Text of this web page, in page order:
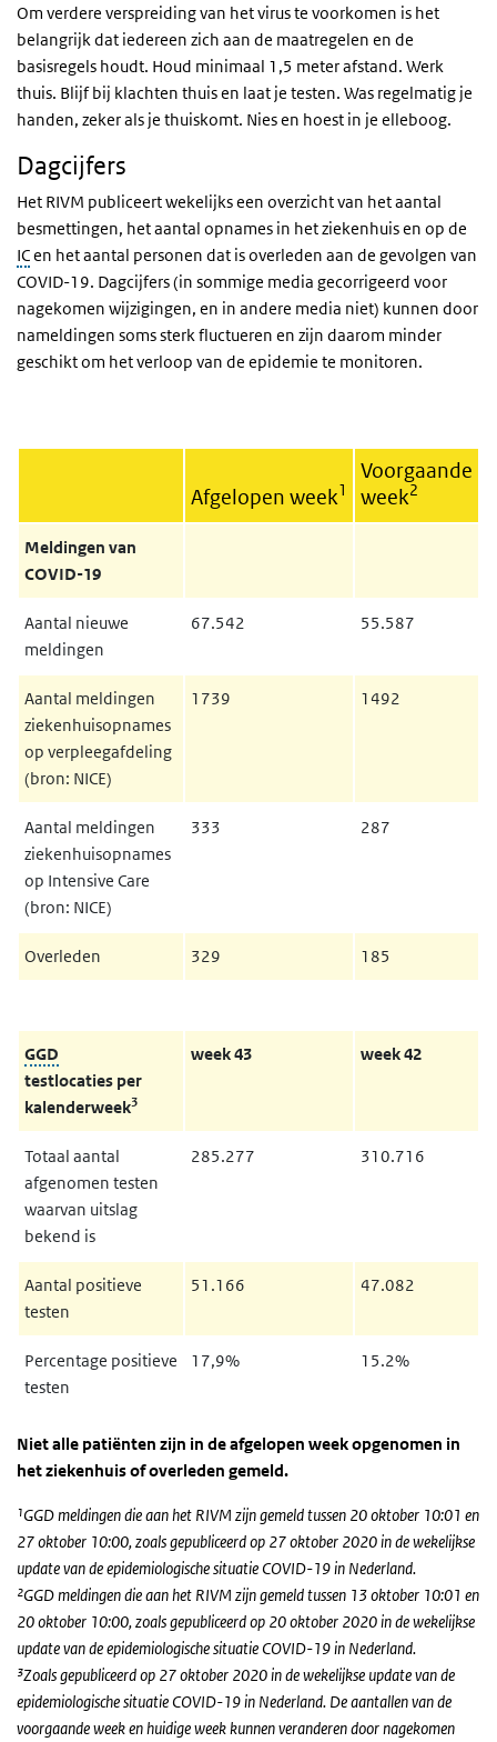
Om verdere verspreiding van het virus te voorkomen is het
belangrijk dat iedereen zich aan de maatregelen en de
basisregels houdt. Houd minimaal 1,5 meter afstand. Werk
thuis. Blijf bij klachten thuis en laat je testen. Was regelmatig je
handen, zeker als je thuiskomt. Nies en hoest in je elleboog.
Dagcijfers
Het RIVM publiceert wekelijks een overzicht van het aantal
besmettingen, het aantal opnames in het ziekenhuis en op de
ICen het aantal personen dat is overleden aan de gevolgen van
COVID-19. Dagcijfers (in sommige media gecorrigeerd voor
nagekomen wijzigingen, en in andere media niet) kunnen door
nameldingen soms sterk fluctueren en zijn daarom minder
geschikt om het verloop van de epidemie te monitoren.
Afgelopen week1
Voorgaande
week2
Meldingen van
COVID-19
Aantal nieuwe
meldingen
67.542 55.587
Aantal meldingen
ziekenhuisopnames
op verpleegafdeling
(bron: NICE)
1739 1492
Aantal meldingen
ziekenhuisopnames
op Intensive Care
(bron: NICE)
333 287
Overleden 329 185
GGD
testlocaties per
kalenderweek3
week 43 week 42
Totaal aantal
afgenomen testen
waarvan uitslag
bekend is
285.277 310.716
Aantal positieve
testen
51.166 47.082
Percentage positieve
testen
17,9% 15.2%
Niet alle patiënten zijn in de afgelopen week opgenomen in
het ziekenhuis of overleden gemeld.
¹GGD meldingen die aan het RIVM zijn gemeld tussen 20 oktober 10:01 en
27 oktober 10:00, zoals gepubliceerd op 27 oktober 2020 in de wekelijkse
update van de epidemiologische situatie COVID-19 in Nederland.
²GGD meldingen die aan het RIVM zijn gemeld tussen 13 oktober 10:01 en
20 oktober 10:00, zoals gepubliceerd op 20 oktober 2020 in de wekelijkse
update van de epidemiologische situatie COVID-19 in Nederland.
³Zoals gepubliceerd op 27 oktober 2020 in de wekelijkse update van de
epidemiologische situatie COVID-19 in Nederland. De aantallen van de
voorgaande week en huidige week kunnen veranderen door nagekomen